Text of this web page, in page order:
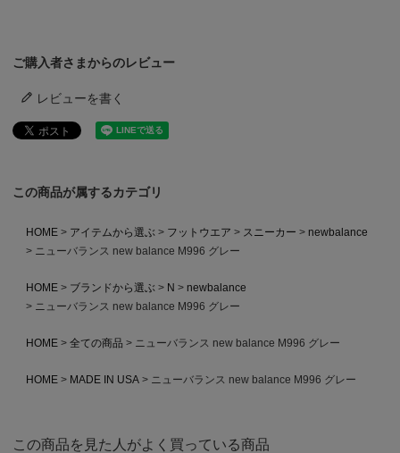
ご購入者さまからのレビュー
レビューを書く
この商品が属するカテゴリ
HOME アイテムから選ぶ フットウエア スニーカー
newbalance
ニューバランス new balance M996 グレー
HOME ブランドから選ぶ N
newbalance
ニューバランス new balance M996 グレー
HOME 全ての商品 ニューバランス new balance M996 グレー
HOME MADE IN USA ニューバランス new balance M996 グレー
この商品を見た人がよく買っている商品